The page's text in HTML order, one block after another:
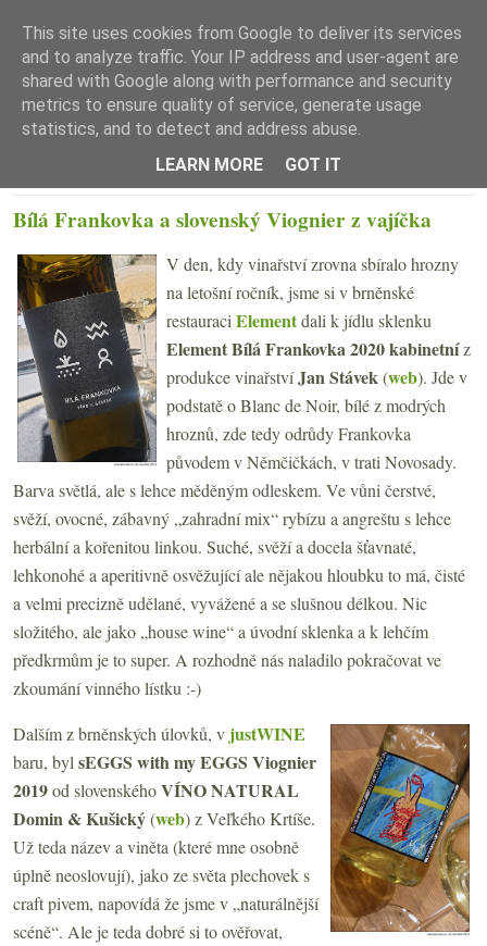
☰ Menu
Bílá Frankovka a slovenský Viognier z vajíčka
V den, kdy vinařství zrovna sbíralo hrozny
na letošní ročník, jsme si v brněnské
restauraci Elementdali k jídlu sklenku
Element Bílá Frankovka 2020kabinetníz
produkce vinařstvíJan Stávek(web). Jde v
podstatě o Blanc de Noir, bílé z modrých
hroznů, zde tedy odrůdy Frankovka
původem v Němčičkách, v trati Novosady.
Barva světlá, ale s lehce měděným odleskem. Ve vůni čerstvé,
svěží, ovocné, zábavný „zahradní mix“ rybízu a angreštu s lehce
herbální a kořenitou linkou. Suché, svěží a docela šťavnaté,
lehkonohé a aperitivně osvěžující ale nějakou hloubku to má, čisté
a velmi precizně udělané, vyvážené a se slušnou délkou. Nic
složitého, ale jako „house wine“ a úvodní sklenka a k lehčím
předkrmům je to super. A rozhodně nás naladilo pokračovat ve
zkoumání vinného lístku :-)
Dalším z brněnských úlovků, v justWINE
baru, byl sEGGS with my EGGS Viognier
2019od slovenskéhoVÍNO NATURAL
Domin & Kušický(web) z Veľkého Krtíše.
Už teda název a viněta (které mne osobně
úplně neoslovují), jako ze světa plechovek s
craft pivem, napovídá že jsme v „naturálnější
scéně“. Ale je teda dobré si to ověřovat,
This site uses cookies from Google to deliver its services
and to analyze traffic. Your IP address and user-agent are
shared with Google along with performance and security
metrics to ensure quality of service, generate usage
statistics, and to detect and address abuse.
LEARN MORE
GOT IT